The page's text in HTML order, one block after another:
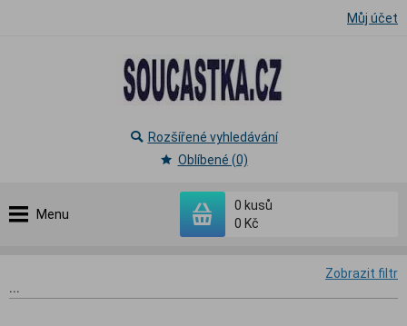
Můj účet
Menu
0 kusů
0 Kč
Rozšířené vyhledávání
Oblíbené (0)
Zobrazit filtr
...